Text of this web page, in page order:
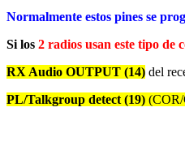
Normalmente estos pines se
Si los 2 radios usan este tipo de
RX Audio OUTPUT (14) del
PL/Talkgroup detect (19)